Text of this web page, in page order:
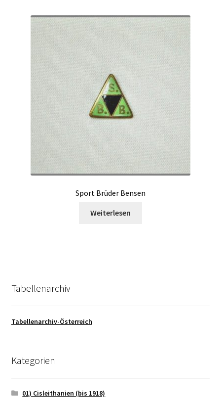
Sport Brüder Bensen
Weiterlesen
Tabellenarchiv
Tabellenarchiv-Österreich
Kategorien
01) Cisleithanien (bis 1918)